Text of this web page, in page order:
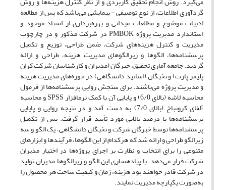
گردآوری اطلاعات، از نوع توصیفی - پیمایشی می‌باشد که پس از مطالعه
ادبیات موضوع و مطالعات میدانی و بهره‌برداری از اسناد موجود و
استاندارد مدیریت پروژه PMBOK در شرکت مذکور و در چارچوب
مدیریت و کنترل هزینه‌های شرکت، ضمن طراحی، توزیع و تکمیل
پرسشنامه‌ها، الگوها و زیرالگوهای مدیریت هزینه، طراحی و ارائه
گردید. جامعه‏ آماری تحقیق، خبرگان (مدیران و کارشناسان شرکت کران
پلیمر پارت) و نخبگان (اساتید دانشگاهی) در حوزه‌های‏ مدیریت هزینه
و مدیریت پروژه می‌باشند. برای سنجش روایی پرسشنامه‌ها از فرمول
محاسبه لاشه (بالای 6/0) و پایایی آن با کمک نرم‏افزار SPSS و محاسبه
آلفای کرونباخ (بالای 7/0) به دست آمد و در نتیجه روایی و پایایی
پرسشنامه‌ها با درصد بالایی مورد تأیید قرار گرفت. پس از تکمیل
پرسشنامه‌ها توسط خبرگان شرکت و نخبگان دانشگاهی، یک الگو و سه
زیرالگو طراحی و ارائه شد که هرکدام از این الگوها، فرآیندها و ابزارهای
متنوعی را برای انتخاب و نظارت بر اجرای پروژه‌ها در اختیار مدیران
شرکت قرار می‌دهد. با پیاده‏سازی این الگو و زیرالگوها مدیران تولید
در شرکت قادر خواهند بود هزینه، زمان و کیفیت ساخت هر محصول را
به‌صورت یکپارچه مدیریت نمایند.